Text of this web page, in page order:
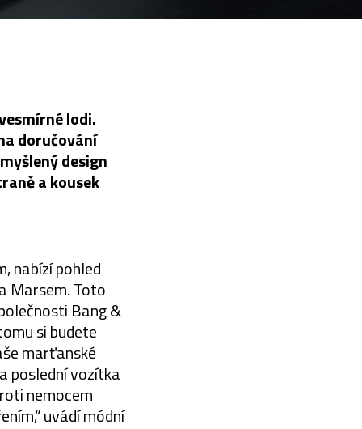
lodi.
doručování
design
a kousek
nabízí pohled
Marsem. Toto
Bang &
si budete
marťanské
poslední vozítka
nemocem
uvádí módní